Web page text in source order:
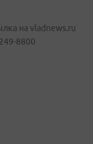
на vladnews.ru
8800